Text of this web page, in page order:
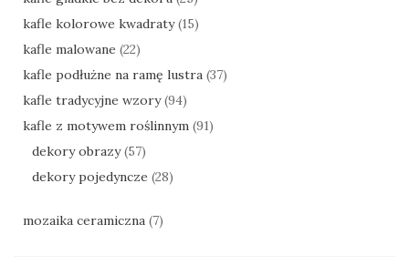
kafle kolorowe kwadraty (15)
kafle malowane (22)
kafle podłużne na ramę lustra (37)
kafle tradycyjne wzory (94)
kafle z motywem roślinnym (91)
dekory obrazy (57)
dekory pojedyncze (28)
mozaika ceramiczna (7)